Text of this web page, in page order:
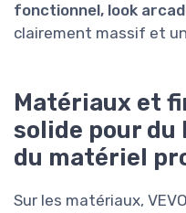
fonctionnel, look
clairement massif et
Matériaux et
solide pour du
du matériel
Sur les matériaux,